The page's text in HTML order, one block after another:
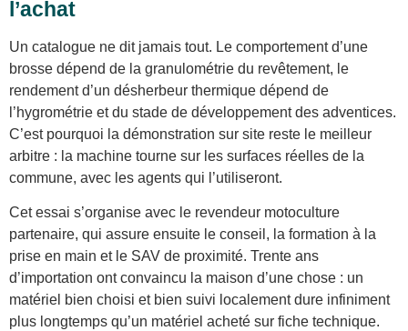
l’achat
Un catalogue ne dit jamais tout. Le comportement d’une
brosse dépend de la granulométrie du revêtement, le
rendement d’un désherbeur thermique dépend de
l’hygrométrie et du stade de développement des adventices.
C’est pourquoi la démonstration sur site reste le meilleur
arbitre : la machine tourne sur les surfaces réelles de la
commune, avec les agents qui l’utiliseront.
Cet essai s’organise avec le revendeur motoculture
partenaire, qui assure ensuite le conseil, la formation à la
prise en main et le SAV de proximité. Trente ans
d’importation ont convaincu la maison d’une chose : un
matériel bien choisi et bien suivi localement dure infiniment
plus longtemps qu’un matériel acheté sur fiche technique.